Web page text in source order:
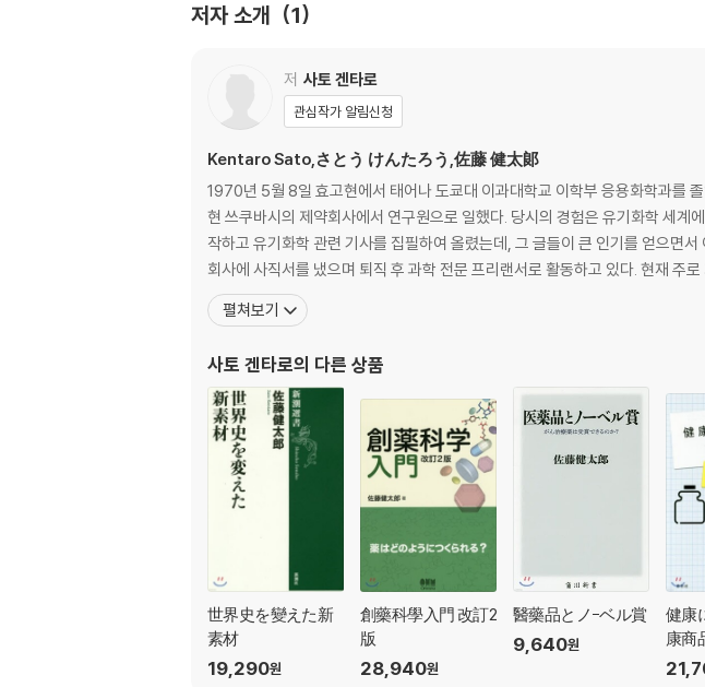
저자 소개 1
저 사토 겐타로
관심작가 알림신청
Kentaro Sato,さとう けんたろう,佐藤 健太郞
1970년 5월 8일 효고현에서 태어나 도쿄대 이과대학교 이학부 응용화학과를
현 쓰쿠바시의 제약회사에서 연구원으로 일했다. 당시의 경험은 유기화학 세
작하고 유기화학 관련 기사를 집필하여 올렸는데, 그 글들이 큰 인기를 얻으면
회사에 사직서를 냈으며 퇴직 후 과학 전문 프리랜서로 활동하고 있다. 현재 주로
펼쳐보기
사토 겐타로의 다른 상품
世界史を變えた新
素材
19,290원
創藥科學入門 改訂2
版
28,940원
醫藥品とノ-ベル賞
9,640원
健康
康商